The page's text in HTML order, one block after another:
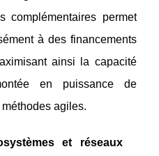
complémentaires permet
à des financements
ainsi la capacité
en puissance de
agiles.
et réseaux